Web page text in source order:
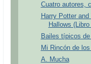
Cuatro autores,
Harry Potter
Hallows (Libro
Bailes típicos
Mi Rincón de
A. Mucha